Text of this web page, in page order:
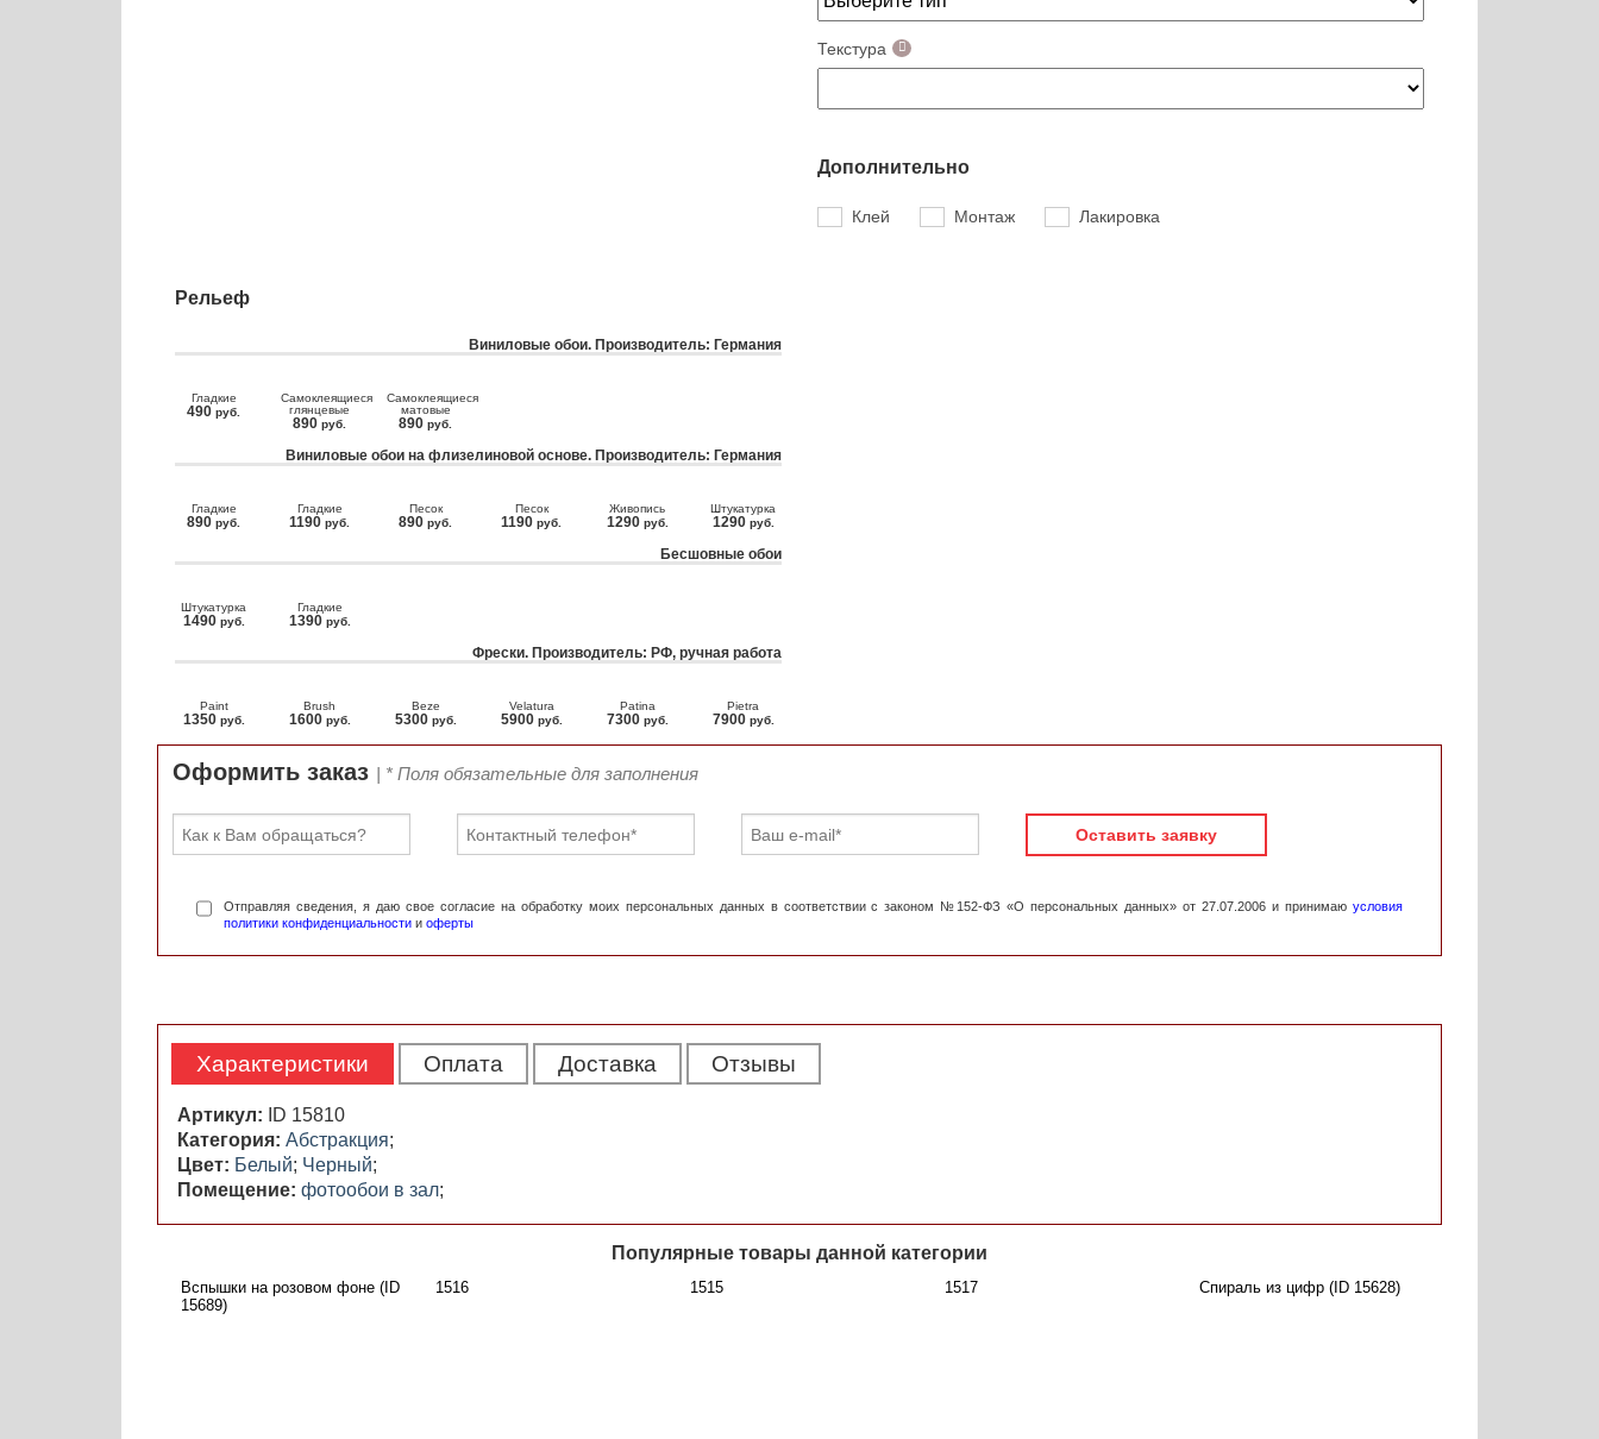
Текстура
Дополнительно
Клей Монтаж Лакировка
Рельеф
Виниловые обои. Производитель: Германия
Гладкие
490 руб.
Самоклеящиеся
глянцевые
890 руб.
Самоклеящиеся
матовые
890 руб.
Виниловые обои на флизелиновой основе. Производитель: Германия
Гладкие
890 руб.
Гладкие
1190 руб.
Песок
890 руб.
Песок
1190 руб.
Живопись
1290 руб.
Штукатурка
1290 руб.
Бесшовные обои
Штукатурка
1490 руб.
Гладкие
1390 руб.
Фрески. Производитель: РФ, ручная работа
Paint
1350 руб.
Brush
1600 руб.
Beze
5300 руб.
Velatura
5900 руб.
Patina
7300 руб.
Pietra
7900 руб.
Оформить заказ | * Поля обязательные для заполнения
Оставить заявку
Отправляя сведения, я даю свое согласие на обработку моих персональных данных в соответствии с законом №152-ФЗ «О персональных данных» от 27.07.2006 и принимаю условия
политики конфиденциальности и оферты
Характеристики Оплата Доставка Отзывы
Артикул:
ID 15810
Категория: Абстракция;
Цвет: Белый; Черный;
Помещение: фотообои в зал;
Популярные товары данной категории
Вспышки на розовом фоне (ID
15689)
1516 1515 1517 Спираль из цифр (ID 15628)